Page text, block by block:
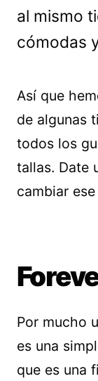
al mismo
cómodas
Así que
de algunas
todos los
tallas. Date
cambiar
Por mucho
es una
que es una